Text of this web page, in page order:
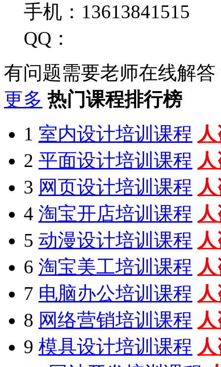
手机：13613841515
QQ：
有问题需要老师在线解答
更多 热门课程排行榜
1 室内设计培训课程
2 平面设计培训课程
3 网页设计培训课程
4 淘宝开店培训课程
5 动漫设计培训课程
6 淘宝美工培训课程
7 电脑办公培训课程
8 网络营销培训课程
9 模具设计培训课程